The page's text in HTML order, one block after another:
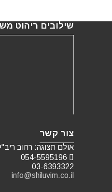
שילובים ריהוט
צור קשר
אולם תצוגה: רחוב ריב"ל 12, תל
03-6393322
info@shiluvim.co.il